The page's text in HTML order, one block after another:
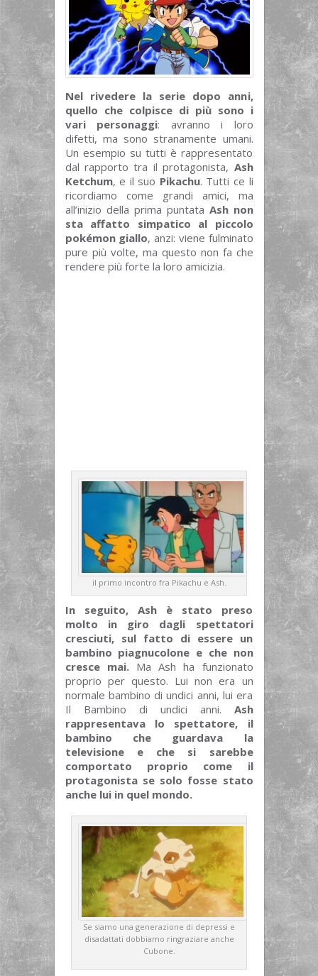
Nel rivedere la serie dopo anni,
quello che colpisce di più sono i
vari personaggi: avranno i loro
difetti, ma sono stranamente umani.
Un esempio su tutti è rappresentato
dal rapporto tra il protagonista, Ash
Ketchum, e il suo Pikachu. Tutti ce li
ricordiamo come grandi amici, ma
all’inizio della prima puntata Ash non
sta affatto simpatico al piccolo
pokémon giallo, anzi: viene fulminato
pure più volte, ma questo non fa che
rendere più forte la loro amicizia.
il primo incontro fra Pikachu e Ash.
In seguito, Ash è stato preso
molto in giro dagli spettatori
cresciuti, sul fatto di essere un
bambino piagnucolone e che non
cresce mai.Ma Ash ha funzionato
proprio per questo. Lui non era un
normale bambino di undici anni, lui era
Il Bambino di undici anni. Ash
rappresentava lo spettatore, il
bambino che guardava la
televisione e che si sarebbe
comportato proprio come il
protagonista se solo fosse stato
anche lui in quel mondo.
Se siamo una generazione di depressi e
disadattati dobbiamo ringraziare anche
Cubone.